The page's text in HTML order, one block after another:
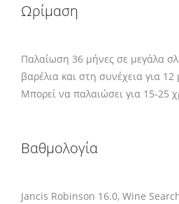
Ωρίμαση
Παλαίωση 36 μήνες σε μεγάλα
βαρέλια και στη συνέχεια για
Μπορεί να παλαιώσει για 15-25
Βαθμολογία
Jancis Robinson 16.0, Wine